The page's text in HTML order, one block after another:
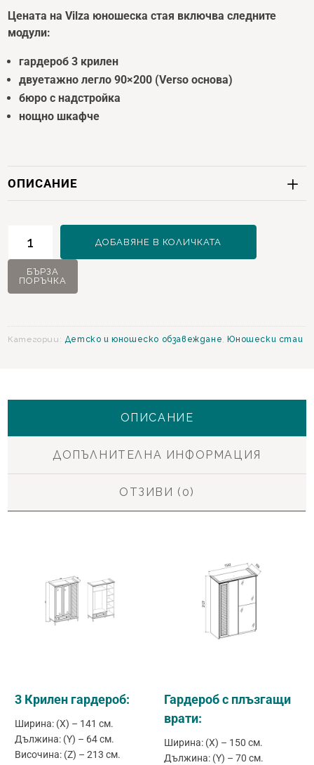
Цената на Vilza юношеска стая включва следните
модули:
гардероб 3 крилен
двуетажно легло 90×200 (Verso основа)
бюро с надстройка
нощно шкафче
ОПИСАНИЕ
Vilza
Юношеска
цвят
ДОБАВЯНЕ В КОЛИЧКАТА
БЪРЗА
ПОРЪЧКА
Категории: Детско и юношеско обзавеждане, Юношески стаи
ОПИСАНИЕ
ДОПЪЛНИТЕЛНА ИНФОРМАЦИЯ
ОТЗИВИ (0)
3 Крилен гардероб:
Ширина: (X) – 141 см.
Дължина: (Y) – 64 см.
Височина: (Z) – 213 см.
Гардероб с плъзгащи
врати:
Ширина: (X) – 150 см.
Дължина: (Y) – 70 см.